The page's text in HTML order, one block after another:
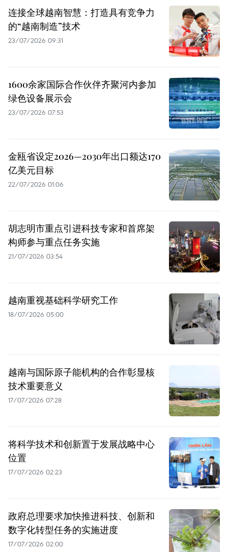
连接全球越南智慧：打造具有竞争力
的“越南制造”技术
23/07/2026 09:31
1600余家国际合作伙伴齐聚河内参加
绿色设备展示会
23/07/2026 07:53
金瓯省设定2026—2030年出口额达170
亿美元目标
22/07/2026 01:06
胡志明市重点引进科技专家和首席架
构师参与重点任务实施
21/07/2026 03:54
越南重视基础科学研究工作
18/07/2026 05:00
越南与国际原子能机构的合作彰显核
技术重要意义
17/07/2026 07:28
将科学技术和创新置于发展战略中心
位置
17/07/2026 02:23
政府总理要求加快推进科技、创新和
数字化转型任务的实施进度
17/07/2026 02:00